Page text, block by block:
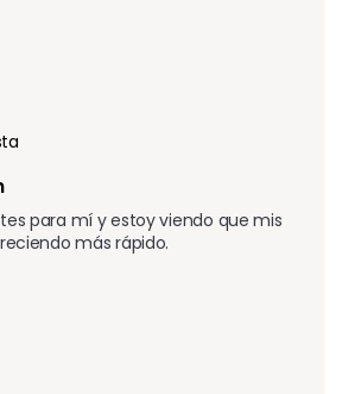
para mí y estoy viendo que mis
más rápido.